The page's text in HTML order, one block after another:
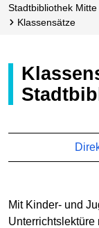
Stadt­bibliothek Mitte
Klassensätze
Klassensätze der
Mit Kinder- und